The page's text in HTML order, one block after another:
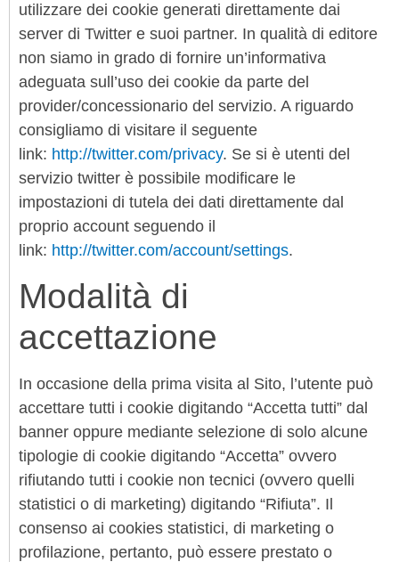
utilizzare dei cookie generati direttamente dai
server di Twitter e suoi partner. In qualità di editore
non siamo in grado di fornire un’informativa
adeguata sull’uso dei cookie da parte del
provider/concessionario del servizio. A riguardo
consigliamo di visitare il seguente
link: http://twitter.com/privacy. Se si è utenti del
servizio twitter è possibile modificare le
impostazioni di tutela dei dati direttamente dal
proprio account seguendo il
link: http://twitter.com/account/settings.
Modalità di
accettazione
In occasione della prima visita al Sito, l’utente può
accettare tutti i cookie digitando “Accetta tutti” dal
banner oppure mediante selezione di solo alcune
tipologie di cookie digitando “Accetta” ovvero
rifiutando tutti i cookie non tecnici (ovvero quelli
statistici o di marketing) digitando “Rifiuta”. Il
consenso ai cookies statistici, di marketing o
profilazione, pertanto, può essere prestato o